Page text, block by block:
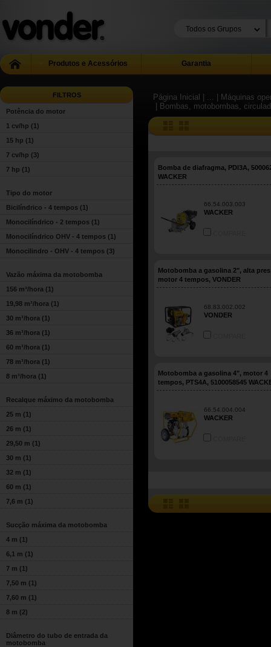
Produtos e Acessórios Garantia
FILTROS
Potência do motor
1 cv/hp (1)
15 hp (1)
7 cv/hp (3)
7 hp (1)
Tipo do motor
Bicilíndrico - 4 tempos (1)
Monocilíndrico - 2 tempos (1)
Monocilíndrico OHV - 4 tempos (1)
Monocilindro - OHV - 4 tempos (3)
Vazão máxima da motobomba
156 m³/hora (1)
19,98 m³/hora (1)
30 m³/hora (1)
36 m³/hora (1)
60 m³/hora (1)
78 m³/hora (1)
8 m³/hora (1)
Recalque máximo da motobomba
25 m (1)
26 m (1)
29,50 m (1)
30 m (1)
32 m (1)
60 m (1)
7,6 m (1)
Sucção máxima da motobomba
4 m (1)
6,1 m (1)
7 m (1)
7,50 m (1)
7,60 m (1)
8 m (2)
Diâmetro do tubo de entrada da
motobomba
Página Inicial | ...
| Máquinas
| Bombas, motobombas,
Bomba de diafragma, PDI3A,
WACKER
66.54.003.003
WACKER
Motobomba a gasolina 2", alta
motor 4 tempos, VONDER
68.83.002.002
VONDER
Motobomba a gasolina 4", motor 4
tempos, PTS4A, 5100058545
66.54.004.004
WACKER